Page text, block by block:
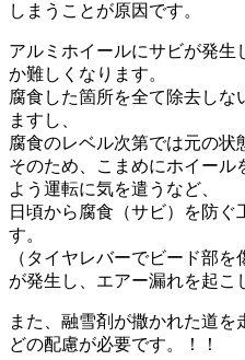
しまうことが原因です。
アルミホイールにサビが発生
か難しくなります。
腐食した箇所を全て除去し
ますし、
腐食のレベル次第では元の状
そのため、こまめにホイール
よう運転に気を遣うなど、
日頃から腐食（サビ）を防
す。
（タイヤレバーでビード部
が発生し、エアー漏れを起こ
また、融雪剤が撒かれた道
どの配慮が必要です。！！